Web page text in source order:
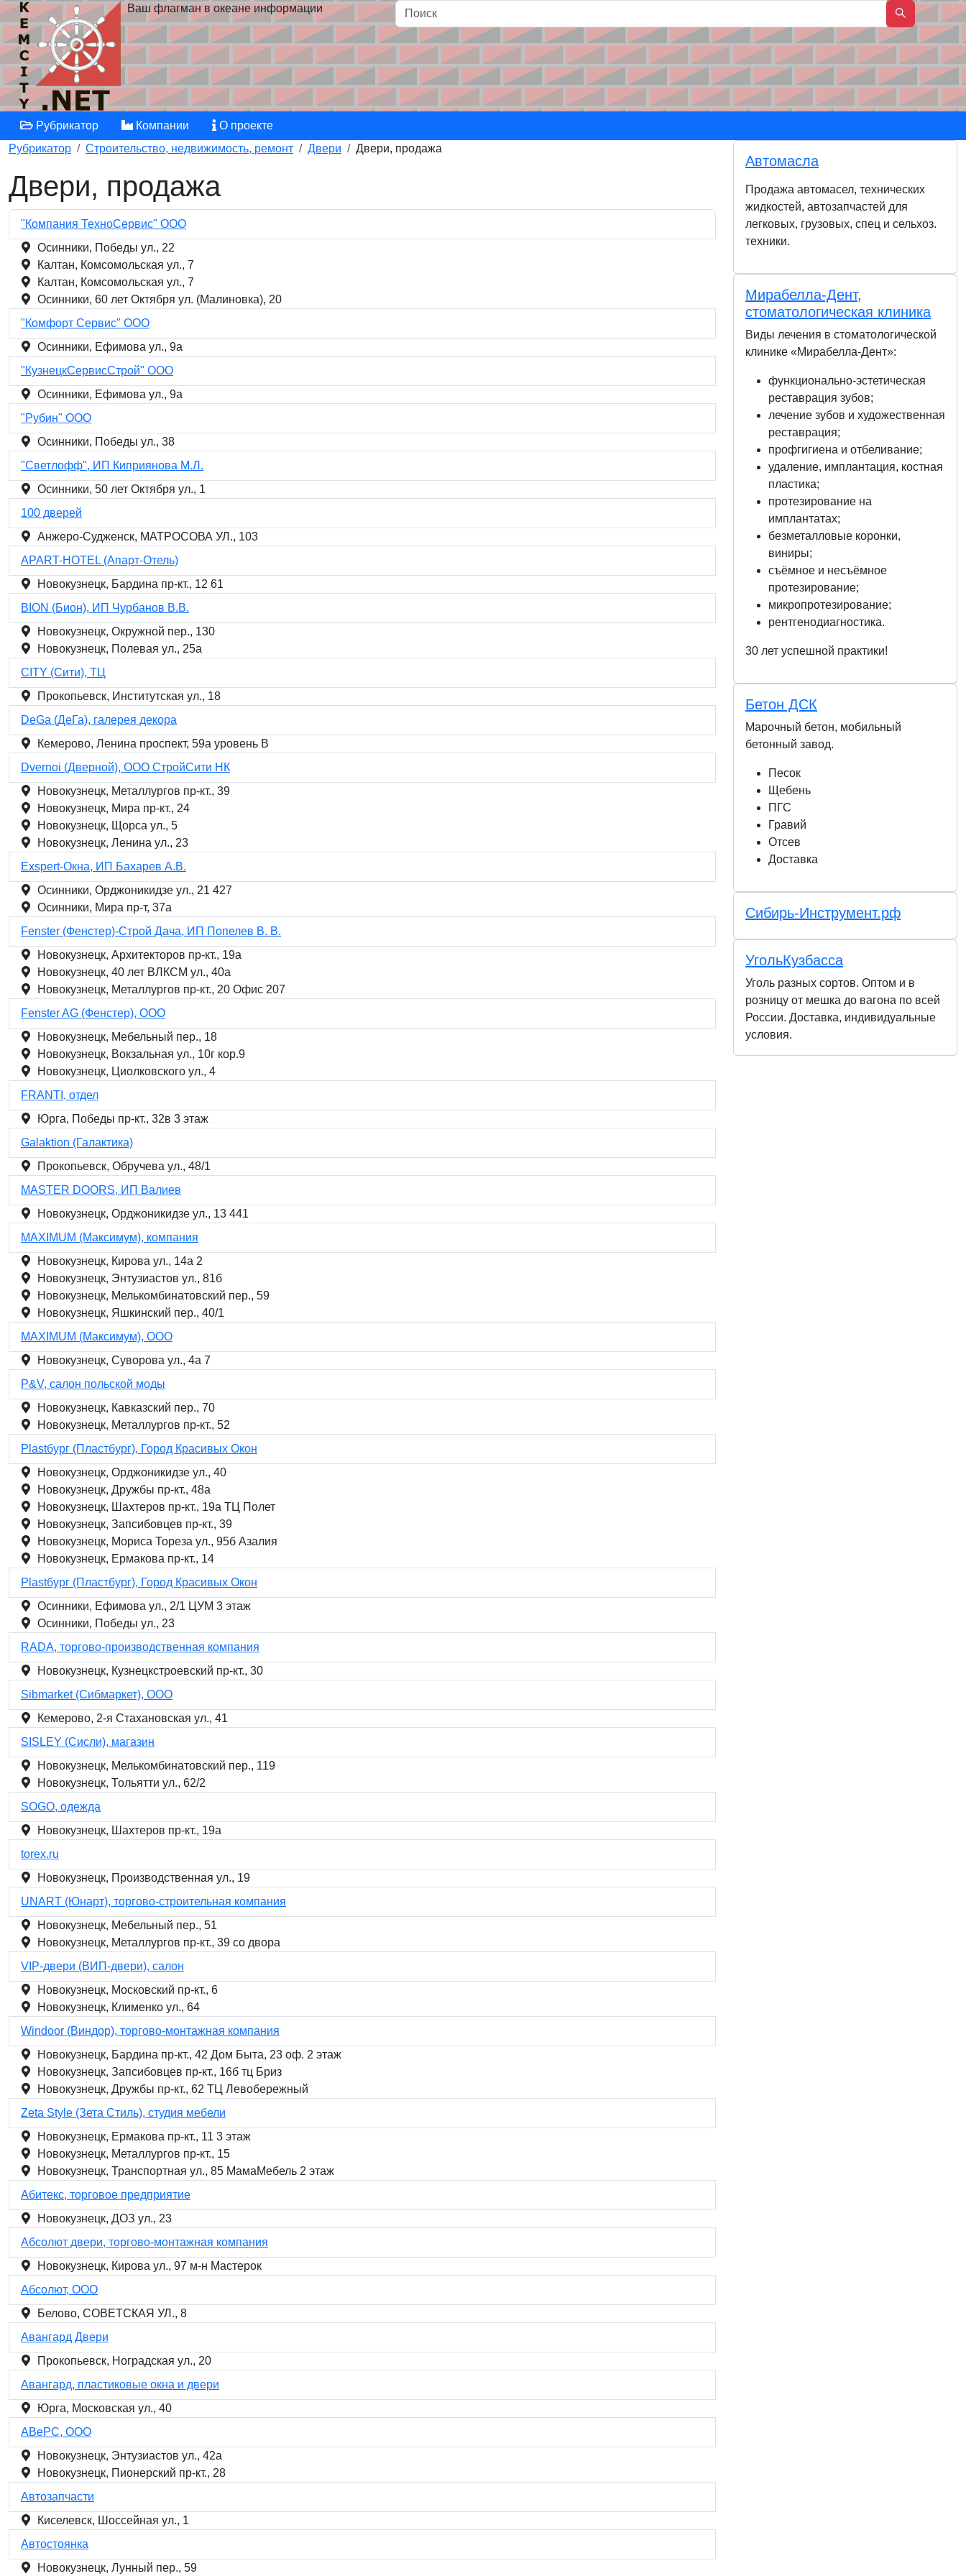
Ваш флагман в океане информации
Рубрикатор Компании
О проекте
Рубрикатор
Строительство, недвижимость, ремонт Двери Двери, продажа
Двери, продажа
"Компания ТехноСервис" ООО
Осинники, Победы ул., 22
Калтан, Комсомольская ул., 7
Калтан, Комсомольская ул., 7
Осинники, 60 лет Октября ул. (Малиновка), 20
"Комфорт Сервис" ООО
Осинники, Ефимова ул., 9а
"КузнецкСервисСтрой" ООО
Осинники, Ефимова ул., 9а
"Рубин" ООО
Осинники, Победы ул., 38
"Светлофф", ИП Киприянова М.Л.
Осинники, 50 лет Октября ул., 1
100 дверей
Анжеро-Судженск, МАТРОСОВА УЛ., 103
APART-HOTEL (Апарт-Отель)
Новокузнецк, Бардина пр-кт., 12 61
BION (Бион), ИП Чурбанов В.В.
Новокузнецк, Окружной пер., 130
Новокузнецк, Полевая ул., 25а
CITY (Сити), ТЦ
Прокопьевск, Институтская ул., 18
DeGa (ДеГа), галерея декора
Кемерово, Ленина проспект, 59а уровень В
Dvernoi (Дверной), ООО СтройСити НК
Новокузнецк, Металлургов пр-кт., 39
Новокузнецк, Мира пр-кт., 24
Новокузнецк, Щорса ул., 5
Новокузнецк, Ленина ул., 23
Exspert-Окна, ИП Бахарев А.В.
Осинники, Орджоникидзе ул., 21 427
Осинники, Мира пр-т, 37а
Fenster (Фенстер)-Строй Дача, ИП Попелев В. В.
Новокузнецк, Архитекторов пр-кт., 19а
Новокузнецк, 40 лет ВЛКСМ ул., 40а
Новокузнецк, Металлургов пр-кт., 20 Офис 207
Fenster AG (Фенстер), ООО
Новокузнецк, Мебельный пер., 18
Новокузнецк, Вокзальная ул., 10г кор.9
Новокузнецк, Циолковского ул., 4
FRANTI, отдел
Юрга, Победы пр-кт., 32в 3 этаж
Galaktion (Галактика)
Прокопьевск, Обручева ул., 48/1
MASTER DOORS, ИП Валиев
Новокузнецк, Орджоникидзе ул., 13 441
MAXIMUM (Максимум), компания
Новокузнецк, Кирова ул., 14а 2
Новокузнецк, Энтузиастов ул., 81б
Новокузнецк, Мелькомбинатовский пер., 59
Новокузнецк, Яшкинский пер., 40/1
MAXIMUM (Максимум), ООО
Новокузнецк, Суворова ул., 4а 7
P&V, салон польской моды
Новокузнецк, Кавказский пер., 70
Новокузнецк, Металлургов пр-кт., 52
Plastбург (Пластбург), Город Красивых Окон
Новокузнецк, Орджоникидзе ул., 40
Новокузнецк, Дружбы пр-кт., 48а
Новокузнецк, Шахтеров пр-кт., 19а ТЦ Полет
Новокузнецк, Запсибовцев пр-кт., 39
Новокузнецк, Мориса Тореза ул., 95б Азалия
Новокузнецк, Ермакова пр-кт., 14
Plastбург (Пластбург), Город Красивых Окон
Осинники, Ефимова ул., 2/1 ЦУМ 3 этаж
Осинники, Победы ул., 23
RADA, торгово-производственная компания
Новокузнецк, Кузнецкстроевский пр-кт., 30
Sibmarket (Сибмаркет), ООО
Кемерово, 2-я Стахановская ул., 41
SISLEY (Сисли), магазин
Новокузнецк, Мелькомбинатовский пер., 119
Новокузнецк, Тольятти ул., 62/2
SOGO, одежда
Новокузнецк, Шахтеров пр-кт., 19а
torex.ru
Новокузнецк, Производственная ул., 19
UNART (Юнарт), торгово-строительная компания
Новокузнецк, Мебельный пер., 51
Новокузнецк, Металлургов пр-кт., 39 со двора
VIP-двери (ВИП-двери), салон
Новокузнецк, Московский пр-кт., 6
Новокузнецк, Клименко ул., 64
Windoor (Виндор), торгово-монтажная компания
Новокузнецк, Бардина пр-кт., 42 Дом Быта, 23 оф. 2 этаж
Новокузнецк, Запсибовцев пр-кт., 16б тц Бриз
Новокузнецк, Дружбы пр-кт., 62 ТЦ Левобережный
Zeta Style (Зета Стиль), студия мебели
Новокузнецк, Ермакова пр-кт., 11 3 этаж
Новокузнецк, Металлургов пр-кт., 15
Новокузнецк, Транспортная ул., 85 МамаМебель 2 этаж
Абитекс, торговое предприятие
Новокузнецк, ДОЗ ул., 23
Абсолют двери, торгово-монтажная компания
Новокузнецк, Кирова ул., 97 м-н Мастерок
Абсолют, ООО
Белово, СОВЕТСКАЯ УЛ., 8
Авангард Двери
Прокопьевск, Ноградская ул., 20
Авангард, пластиковые окна и двери
Юрга, Московская ул., 40
АВеРС, ООО
Новокузнецк, Энтузиастов ул., 42а
Новокузнецк, Пионерский пр-кт., 28
Автозапчасти
Киселевск, Шоссейная ул., 1
Автостоянка
Новокузнецк, Лунный пер., 59
Автомасла
Продажа автомасел, технических
жидкостей, автозапчастей для
легковых, грузовых, спец и сельхоз.
техники.
Мирабелла-Дент,
стоматологическая клиника
Виды лечения в стоматологической
клинике «Мирабелла-Дент»:
функционально-эстетическая
реставрация зубов;
лечение зубов и художественная
реставрация;
профгигиена и отбеливание;
удаление, имплантация, костная
пластика;
протезирование на
имплантатах;
безметалловые коронки,
виниры;
съёмное и несъёмное
протезирование;
микропротезирование;
рентгенодиагностика.
30 лет успешной практики!
Бетон ДСК
Марочный бетон, мобильный
бетонный завод.
Песок
Щебень
ПГС
Гравий
Отсев
Доставка
Сибирь-Инструмент.рф
УгольКузбасса
Уголь разных сортов. Оптом и в
розницу от мешка до вагона по всей
России. Доставка, индивидуальные
условия.